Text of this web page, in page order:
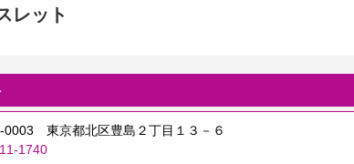
レット
0003 東京都北区豊島２丁目１３－６
1740